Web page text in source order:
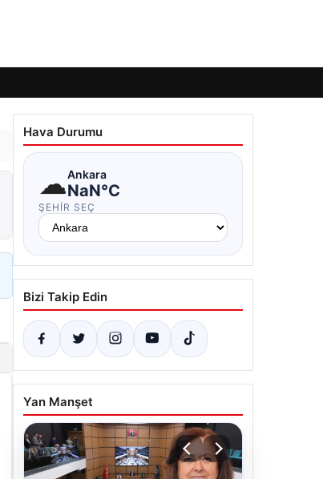
Hava Durumu
☁Ankara
NaN°C
ŞEHIR SEÇ
Bizi Takip Edin
Yan Manşet